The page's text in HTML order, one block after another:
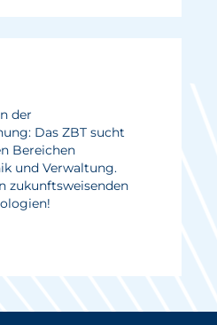
der
Das ZBT sucht
Bereichen
und Verwaltung.
zukunftsweisenden